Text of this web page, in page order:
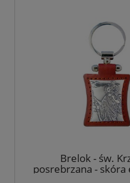
Brelok - św.
posrebrzana - skóra